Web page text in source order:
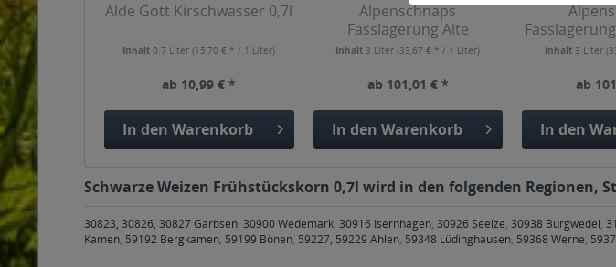
Alde Gott Kirschwasser 0,7l
Inhalt0.7 Liter(15,70 € * / 1 Liter)
ab 10,99 € *
In den Warenkorb
Alpenschnaps
Fasslagerung Alte
Haselnuss 6 x 0,5l
Inhalt 3 Liter(33,67 € * / 1 Liter)
ab 101,01 € *
In den Warenkorb
x
Inhalt 3 Liter
ab
In den
Schwarze Weizen Frühstückskorn 0,7l wird in den folgenden Regionen,
30823, 30826, 30827 Garbsen, 30900 Wedemark, 30916 Isernhagen, 30926 Seelze, 30938 Burgwedel,
Kamen, 59192 Bergkamen, 59199 Bönen, 59227, 59229 Ahlen, 59348 Lüdinghausen, 59368 Werne,